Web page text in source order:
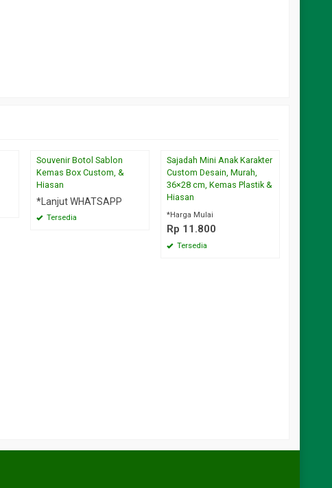
Souvenir Botol Sablon
Kemas Box Custom, &
Hiasan
*Lanjut WHATSAPP
Tersedia
Sajadah Mini Anak Karakter
Custom Desain, Murah,
36×28 cm, Kemas Plastik &
Hiasan
*Harga Mulai
Rp 11.800
Tersedia